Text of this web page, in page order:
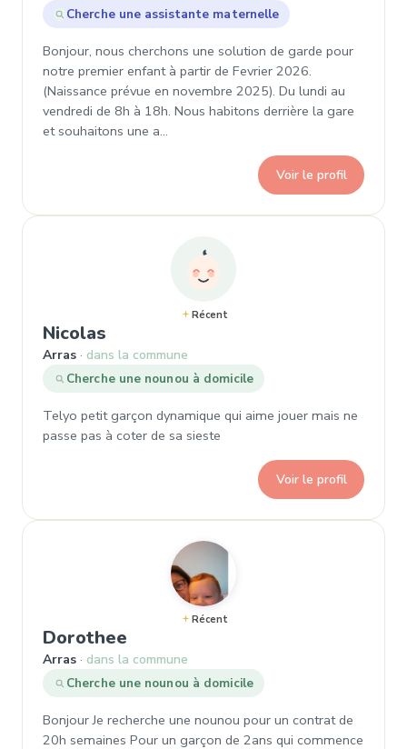
Cherche une assistante maternelle
Bonjour, nous cherchons une solution de garde pour
notre premier enfant à partir de Fevrier 2026.
(Naissance prévue en novembre 2025). Du lundi au
vendredi de 8h à 18h. Nous habitons derrière la gare
et souhaitons une a…
Voir le profil
Récent
Nicolas
Arras dans la commune
Cherche une nounou à domicile
Telyo petit garçon dynamique qui aime jouer mais ne
passe pas à coter de sa sieste
Voir le profil
Récent
Dorothee
Arras dans la commune
Cherche une nounou à domicile
Bonjour Je recherche une nounou pour un contrat de
20h semaines Pour un garçon de 2ans qui commence